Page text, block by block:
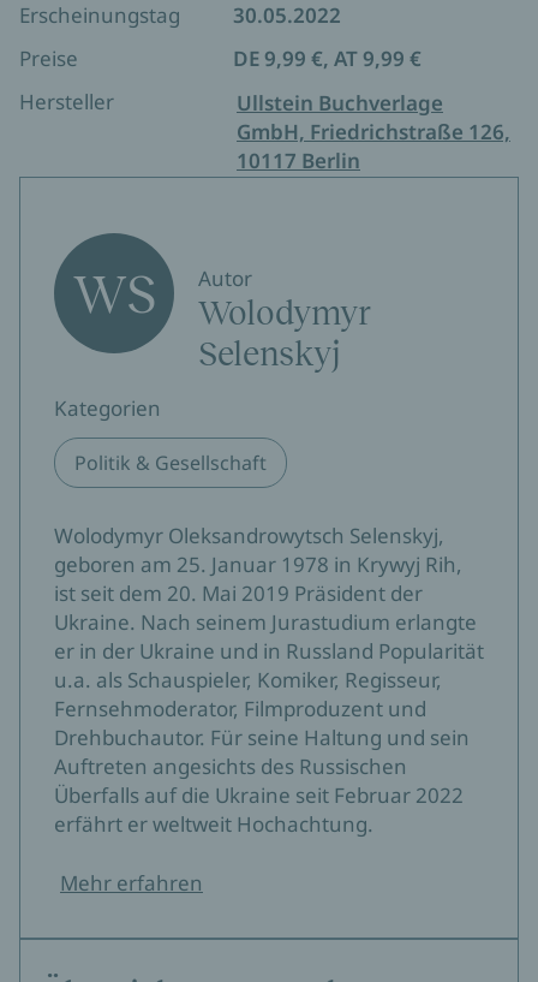
Erscheinungstag
30.05.2022
Preise
DE 9,99 €, AT 9,99 €
Hersteller
Ullstein Buchverlage
GmbH, Friedrichstraße 126,
10117 Berlin
WS Autor
Wolodymyr
Selenskyj
Kategorien
Politik & Gesellschaft
Wolodymyr Oleksandrowytsch Selenskyj,
geboren am 25. Januar 1978 in Krywyj Rih,
ist seit dem 20. Mai 2019 Präsident der
Ukraine. Nach seinem Jurastudium erlangte
er in der Ukraine und in Russland Popularität
u.a. als Schauspieler, Komiker, Regisseur,
Fernsehmoderator, Filmproduzent und
Drehbuchautor. Für seine Haltung und sein
Auftreten angesichts des Russischen
Überfalls auf die Ukraine seit Februar 2022
erfährt er weltweit Hochachtung.
Mehr erfahren